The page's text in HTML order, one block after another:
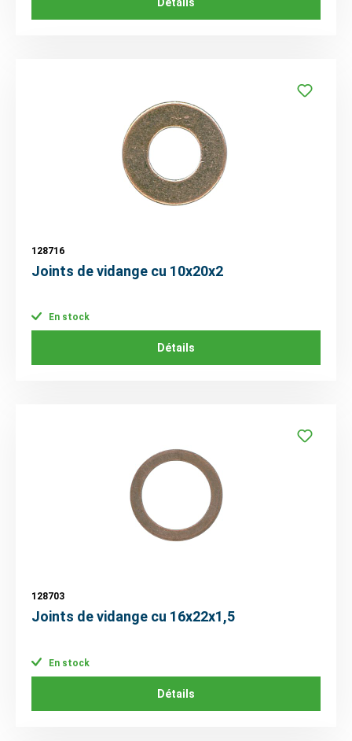
128716
Joints de vidange cu 10x20x2
En stock
Détails
128703
Joints de vidange cu 16x22x1,5
En stock
Détails